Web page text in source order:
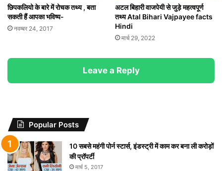
छिपकलियो के बारे में रोचक तथ्य , बता
सकती हैं आपका भविष्य-
नवम्बर 24, 2017
अटल बिहारी वाजपेयी से जुड़े महत्वपूर्ण
तथ्य Atal Bihari Vajpayee facts
Hindi
मार्च 29, 2022
Leave a Reply
Popular Posts
10 सबसे महंगी पोर्न स्टार्स, इंडस्ट्री में काम कर बना ली करोड़ों
की प्रॉपर्टी
मार्च 5, 2017